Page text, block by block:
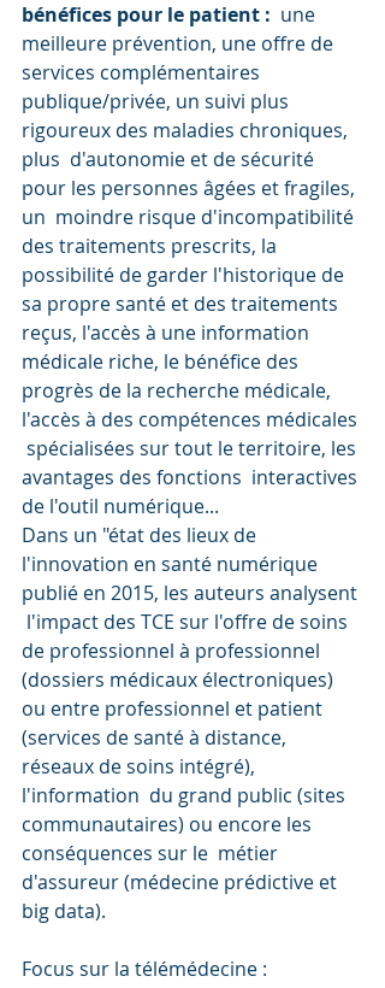
bénéfices pour le patient :
  une
meilleure prévention, une offre de
services complémentaires
publique/privée, un suivi plus
rigoureux des maladies chroniques,
plus  d'autonomie et de sécurité
pour les personnes âgées et fragiles,
un  moindre risque d'incompatibilité
des traitements prescrits, la
possibilité de garder l'historique de
sa propre santé et des traitements
reçus, l'accès à une information
médicale riche, le bénéfice des
progrès de la recherche médicale,
l'accès à des compétences médicales
spécialisées sur tout le territoire, les
avantages des fonctions  interactives
de l'outil numérique...
Dans un "état des lieux de
l'innovation en santé numérique
publié en 2015, les auteurs analysent
l'impact des TCE sur l'offre de soins
de professionnel à professionnel
(dossiers médicaux électroniques)
ou entre professionnel et patient
(services de santé à distance,
réseaux de soins intégré),
l'information  du grand public (sites
communautaires) ou encore les
conséquences sur le  métier
d'assureur (médecine prédictive et
big data).
Focus sur la télémédecine :